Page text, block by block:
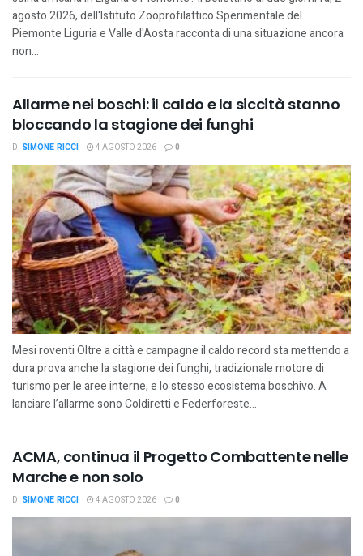
agosto 2026, dell'Istituto Zooprofilattico Sperimentale del
Piemonte Liguria e Valle d'Aosta racconta di una situazione ancora
non...
Allarme nei boschi: il caldo e la siccità stanno
bloccando la stagione dei funghi
DI SIMONE RICCI 4 AGOSTO 2026 0
Mesi roventi Oltre a città e campagne il caldo record sta mettendo a
dura prova anche la stagione dei funghi, tradizionale motore di
turismo per le aree interne, e lo stesso ecosistema boschivo. A
lanciare l’allarme sono Coldiretti e Federforeste...
ACMA, continua il Progetto Combattente nelle
Marche e non solo
DI SIMONE RICCI 4 AGOSTO 2026 0